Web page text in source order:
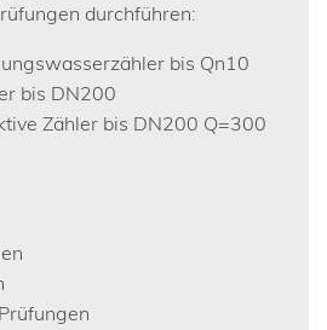
durchführen:
bis Qn10
bis DN200
Zähler bis DN200 Q=300